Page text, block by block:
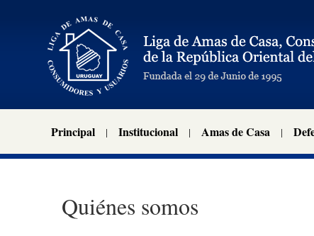
Principal Institucional Amas de Casa
Quiénes somos